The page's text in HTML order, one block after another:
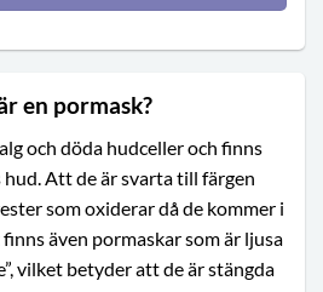
en pormask?
och döda hudceller och finns
Att de är svarta till färgen
som oxiderar då de kommer i
även pormaskar som är ljusa
vilket betyder att de är stängda